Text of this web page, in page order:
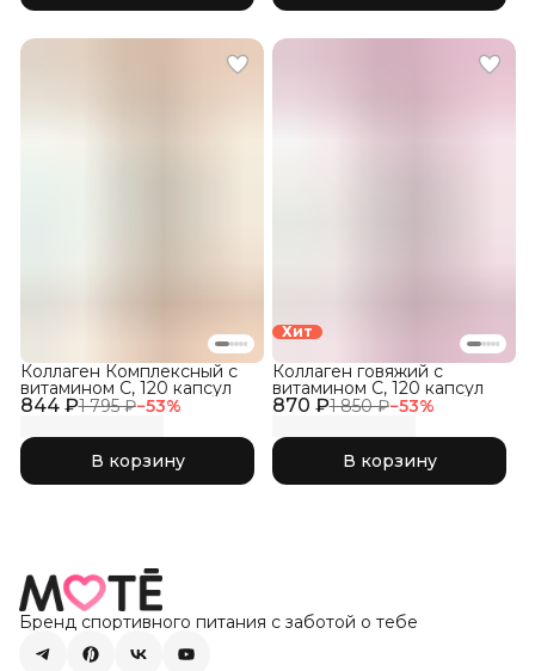
844 ₽1 795 ₽−53%
Коллаген Комплексный с
витамином C, 120 капсул
В корзину
Хит
870 ₽1 850 ₽−53%
Коллаген говяжий с
витамином C, 120 капсул
В корзину
Бренд спортивного питания с заботой о тебе